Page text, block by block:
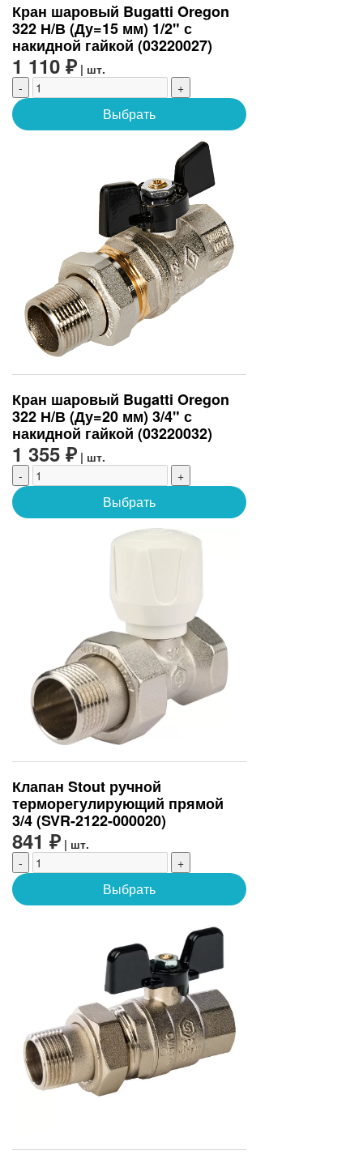
Кран шаровый Bugatti Oregon
322 Н/В (Ду=15 мм) 1/2" с
накидной гайкой (03220027)
1 110 ₽ | шт.
-
+
Выбрать
Кран шаровый Bugatti Oregon
322 Н/В (Ду=20 мм) 3/4" с
накидной гайкой (03220032)
1 355 ₽ | шт.
-
+
Выбрать
Клапан Stout ручной
терморегулирующий прямой
3/4 (SVR-2122-000020)
841 ₽ | шт.
-
+
Выбрать